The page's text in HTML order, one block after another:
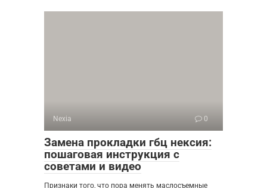
Nexia 0
Замена прокладки гбц нексия:
пошаговая инструкция с
советами и видео
Признаки того, что пора менять маслосъемные